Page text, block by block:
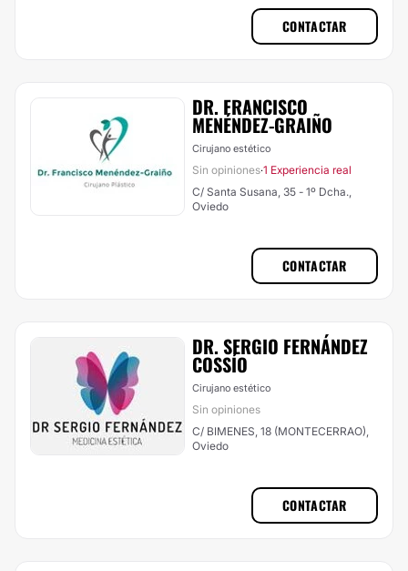
CONTACTAR
DR. FRANCISCO
MENÉNDEZ-GRAIÑO
Cirujano estético
Sin opiniones·1 Experiencia real
C/ Santa Susana, 35 - 1º Dcha.,
Oviedo
CONTACTAR
DR. SERGIO FERNÁNDEZ
COSSÍ­O
Cirujano estético
Sin opiniones
C/ BIMENES, 18 (MONTECERRAO),
Oviedo
CONTACTAR